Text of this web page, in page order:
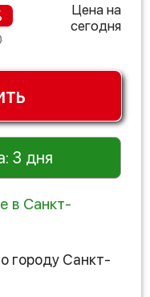
Цена на
сегодня
3 дня
в Санкт-
городу Санкт-